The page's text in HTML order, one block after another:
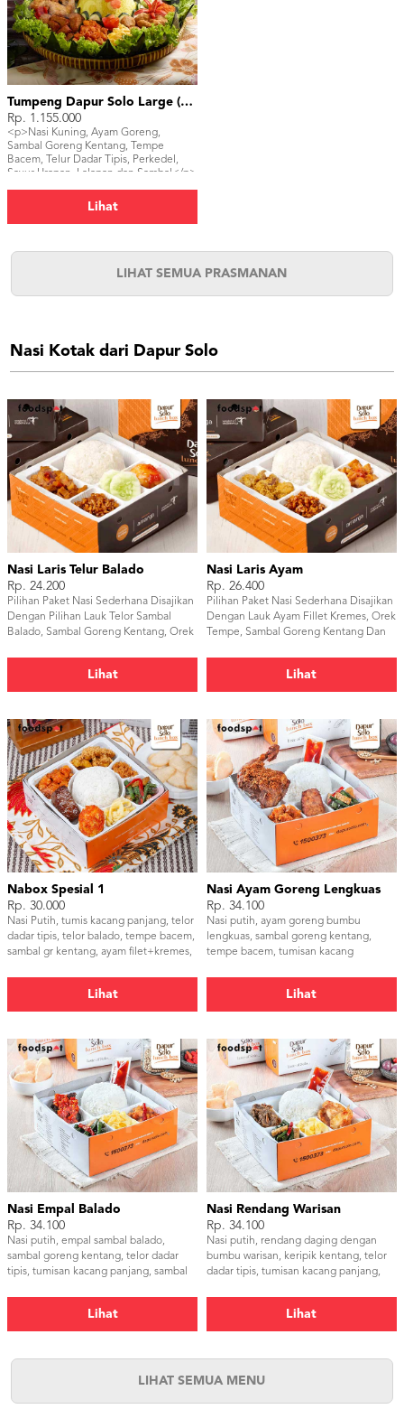
Tumpeng Dapur Solo Large (30 pax)
Rp. 1.155.000
<p>Nasi Kuning, Ayam Goreng,
Sambal Goreng Kentang, Tempe
Bacem, Telur Dadar Tipis, Perkedel,
Sayur Urapan, Lalapan dan Sambal</p>
Lihat
LIHAT SEMUA PRASMANAN
Nasi Kotak dari Dapur Solo
Nasi Laris Telur Balado
Rp. 24.200
Pilihan Paket Nasi Sederhana Disajikan
Dengan Pilihan Lauk Telor Sambal
Balado, Sambal Goreng Kentang, Orek
Lihat
Nasi Laris Ayam
Rp. 26.400
Pilihan Paket Nasi Sederhana Disajikan
Dengan Lauk Ayam Fillet Kremes, Orek
Tempe, Sambal Goreng Kentang Dan
Lihat
Nabox Spesial 1
Rp. 30.000
Nasi Putih, tumis kacang panjang, telor
dadar tipis, telor balado, tempe bacem,
sambal gr kentang, ayam filet+kremes,
Lihat
Nasi Ayam Goreng Lengkuas
Rp. 34.100
Nasi putih, ayam goreng bumbu
lengkuas, sambal goreng kentang,
tempe bacem, tumisan kacang
Lihat
Nasi Empal Balado
Rp. 34.100
Nasi putih, empal sambal balado,
sambal goreng kentang, telor dadar
tipis, tumisan kacang panjang, sambal
Lihat
Nasi Rendang Warisan
Rp. 34.100
Nasi putih, rendang daging dengan
bumbu warisan, keripik kentang, telor
dadar tipis, tumisan kacang panjang,
Lihat
LIHAT SEMUA MENU